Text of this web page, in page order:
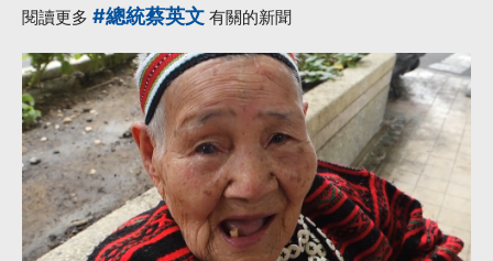
閱讀更多 #總統蔡英文 有關的新聞